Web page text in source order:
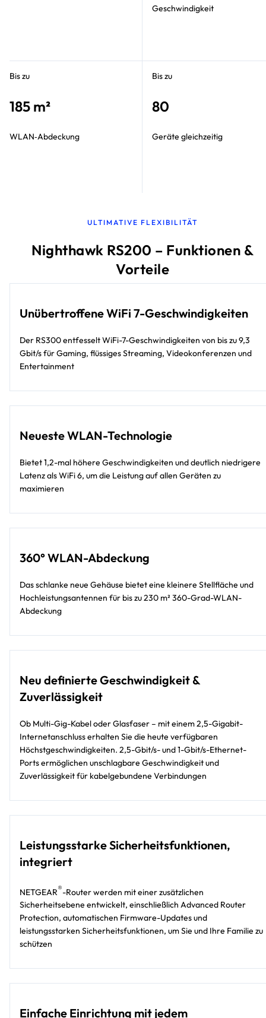
Geschwindigkeit
Bis zu
185 m²
WLAN‑Abdeckung
Bis zu
80
Geräte gleichzeitig
ULTIMATIVE FLEXIBILITÄT
Nighthawk RS200 – Funktionen &
Vorteile
Unübertroffene WiFi 7-Geschwindigkeiten
Der RS300 entfesselt WiFi-7-Geschwindigkeiten von bis zu 9,3
Gbit/s für Gaming, flüssiges Streaming, Videokonferenzen und
Entertainment
Neueste WLAN-Technologie
Bietet 1,2-mal höhere Geschwindigkeiten und deutlich niedrigere
Latenz als WiFi 6, um die Leistung auf allen Geräten zu
maximieren
360° WLAN-Abdeckung
Das schlanke neue Gehäuse bietet eine kleinere Stellfläche und
Hochleistungsantennen für bis zu 230 m² 360-Grad-WLAN-
Abdeckung
Neu definierte Geschwindigkeit &
Zuverlässigkeit
Ob Multi-Gig-Kabel oder Glasfaser – mit einem 2,5-Gigabit-
Internetanschluss erhalten Sie die heute verfügbaren
Höchstgeschwindigkeiten. 2,5-Gbit/s- und 1-Gbit/s-Ethernet-
Ports ermöglichen unschlagbare Geschwindigkeit und
Zuverlässigkeit für kabelgebundene Verbindungen
Leistungsstarke Sicherheitsfunktionen,
integriert
NETGEAR®-Router werden mit einer zusätzlichen
Sicherheitsebene entwickelt, einschließlich Advanced Router
Protection, automatischen Firmware-Updates und
leistungsstarken Sicherheitsfunktionen, um Sie und Ihre Familie zu
schützen
Einfache Einrichtung mit jedem